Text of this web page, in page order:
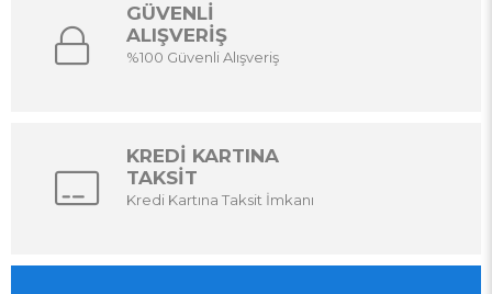
GÜVENLİ
ALIŞVERİŞ
%100 Güvenli Alışveriş
KREDİ KARTINA
TAKSİT
Kredi Kartına Taksit İmkanı